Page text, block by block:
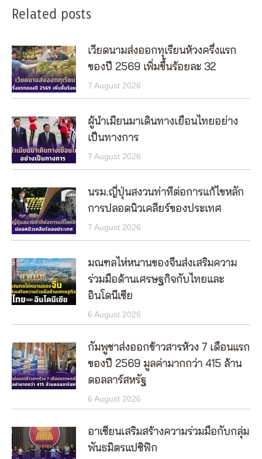
Related posts
เวียดนามส่งออกทุเรียนห้วงครึ่งแรก
ของปี 2569 เพิ่มขึ้นร้อยละ 32
7 August 2026
ผู้นำเมียนมาเดินทางเยือนไทยอย่าง
เป็นทางการ
7 August 2026
นรม.ญี่ปุ่นสงวนท่าทีต่อการแก้ไขหลัก
การปลอดนิวเคลียร์ของประเทศ
7 August 2026
มณฑลไห่หนานของจีนส่งเสริมความ
ร่วมมือด้านเศรษฐกิจกับไทยและ
อินโดนีเซีย
6 August 2026
กัมพูชาส่งออกข้าวสารห้วง 7 เดือนแรก
ของปี 2569 มูลค่ามากกว่า 415 ล้าน
ดอลลาร์สหรัฐ
6 August 2026
อาเซียนเสริมสร้างความร่วมมือกับกลุ่ม
พันธมิตรแปซิฟิก